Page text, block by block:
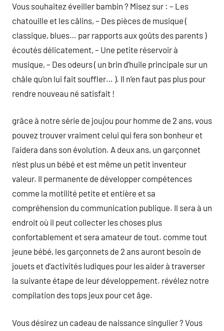
Vous souhaitez éveiller bambin ? Misez sur : – Les
chatouille et les câlins, – Des pièces de musique (
classique, blues… par rapports aux goûts des parents )
écoutés délicatement, – Une petite réservoir à
musique, – Des odeurs ( un brin d’huile principale sur un
châle qu’on lui fait souffler… ). Il n’en faut pas plus pour
rendre nouveau né satisfait !
grâce à notre série de joujou pour homme de 2 ans, vous
pouvez trouver vraiment celui qui fera son bonheur et
l’aidera dans son évolution. A deux ans, un garçonnet
n’est plus un bébé et est même un petit inventeur
valeur. Il permanente de développer compétences
comme la motilité petite et entière et sa
compréhension du communication publique. Il sera à un
endroit où il peut collecter les choses plus
confortablement et sera amateur de tout. comme tout
jeune bébé, les garçonnets de 2 ans auront besoin de
jouets et d’activités ludiques pour les aider à traverser
la suivante étape de leur développement. révélez notre
compilation des tops jeux pour cet âge.
Vous désirez un cadeau de naissance singulier ? Vous